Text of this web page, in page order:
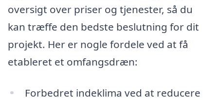
oversigt over priser og tjenester, så du
kan træffe den bedste beslutning for dit
projekt. Her er nogle fordele ved at få
etableret et omfangsdræn:
Forbedret indeklima ved at reducere